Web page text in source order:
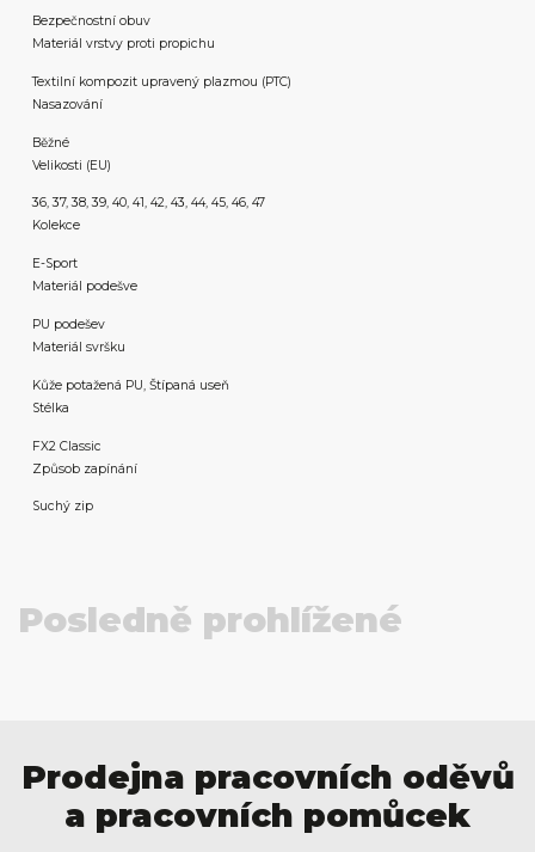
Bezpečnostní obuv
Materiál vrstvy proti propichu
Textilní kompozit upravený plazmou (PTC)
Nasazování
Běžné
Velikosti (EU)
36, 37, 38, 39, 40, 41, 42, 43, 44, 45, 46, 47
Kolekce
E-Sport
Materiál podešve
PU podešev
Materiál svršku
Kůže potažená PU, Štípaná useň
Stélka
FX2 Classic
Způsob zapínání
Suchý zip
Posledně prohlížené
Prodejna pracovních oděvů
a pracovních pomůcek